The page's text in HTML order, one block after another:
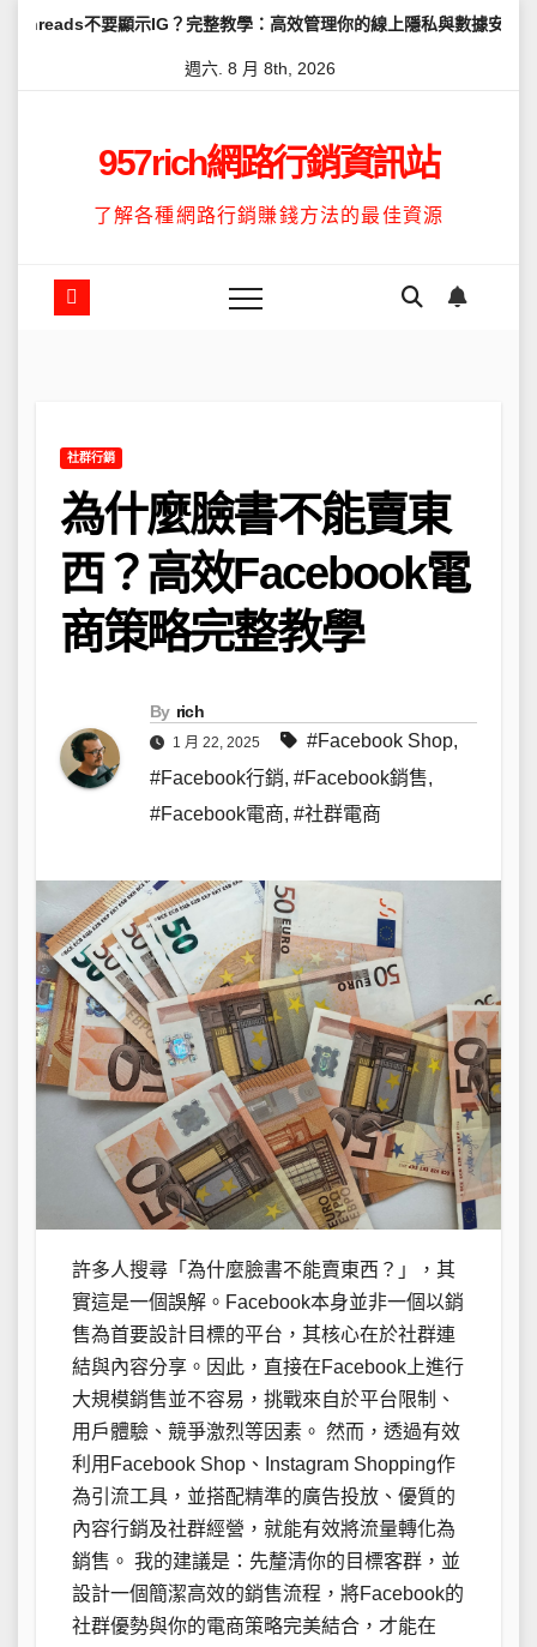
IG？完整教學：高效管理你的線上隱私與數據安全 怎麼讓
週六. 8 月 8th, 2026
957rich網路行銷資訊站
了解各種網路行銷賺錢方法的最佳資源
社群行銷
為什麼臉書不能賣東
西？高效Facebook電
商策略完整教學
By rich
1 月 22, 2025 #Facebook Shop,
#Facebook行銷, #Facebook銷售,
#Facebook電商, #社群電商
許多人搜尋「為什麼臉書不能賣東西？」，其
實這是一個誤解。Facebook本身並非一個以銷
售為首要設計目標的平台，其核心在於社群連
結與內容分享。因此，直接在Facebook上進行
大規模銷售並不容易，挑戰來自於平台限制、
用戶體驗、競爭激烈等因素。 然而，透過有效
利用Facebook Shop、Instagram Shopping作
為引流工具，並搭配精準的廣告投放、優質的
內容行銷及社群經營，就能有效將流量轉化為
銷售。 我的建議是：先釐清你的目標客群，並
設計一個簡潔高效的銷售流程，將Facebook的
社群優勢與你的電商策略完美結合，才能在